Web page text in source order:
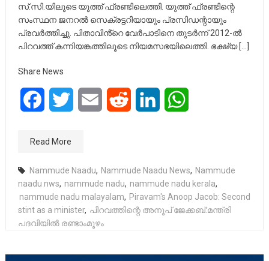
സ്.സി.യിലൂടെ യൂത്ത് ഫ്രണ്ടിലെത്തി. യുത്ത് ഫ്രണ്ടിന്റെ
സംസ്ഥന ജനറൽ സെക്രട്ടറിയായും പ്രസിഡന്റായും
പ്രവർത്തിച്ചു. പിതാവിൻ്റെ വേർപാടിനെ തുടർന്ന് 2012-ൽ
പിറവത്ത് കന്നിയങ്കത്തിലൂടെ നിയമസഭയിലെത്തി. ഭക്ഷ്യ […]
Share News
FacebookTwitter Email Reddit LinkedIn
Read More
Nammude Naadu, Nammude Naadu News, Nammude
naadu nws, nammude nadu, nammude nadu kerala,
nammude nadu malayalam, Piravam's Anoop Jacob: Second
stint as a minister, പിറവത്തിന്റെ അനൂപ് ജേക്കബ്:മന്ത്രി
പദവിയിൽ രണ്ടാംമൂഴം